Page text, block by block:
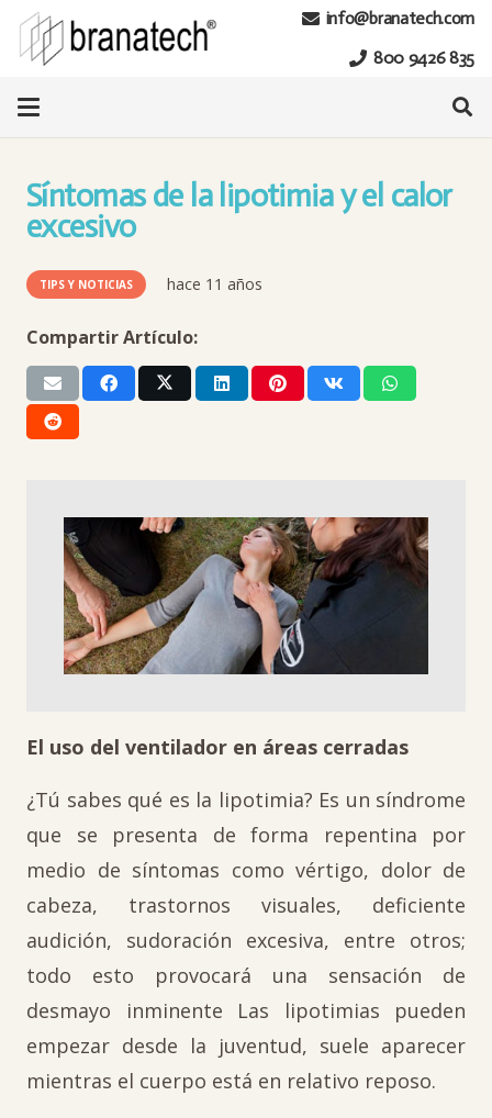
info@branatech.com
800 9426 835
Síntomas de la lipotimia y el calor
excesivo
TIPS Y NOTICIAS hace 11 años
Compartir Artículo:
El uso del ventilador en áreas cerradas
¿Tú sabes qué es la lipotimia? Es un síndrome
que se presenta de forma repentina por
medio de síntomas como vértigo, dolor de
cabeza, trastornos visuales, deficiente
audición, sudoración excesiva, entre otros;
todo esto provocará una sensación de
desmayo inminente Las lipotimias pueden
empezar desde la juventud, suele aparecer
mientras el cuerpo está en relativo reposo.